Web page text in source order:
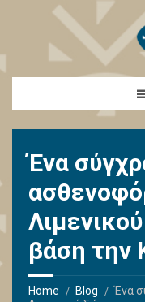
Ένα
βάση την
Home Blog
Ένα